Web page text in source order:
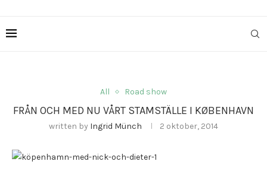
All Road show
FRÅN OCH MED NU VÅRT STAMSTÄLLE I KØBENHAVN
written by Ingrid Münch 2 oktober, 2014